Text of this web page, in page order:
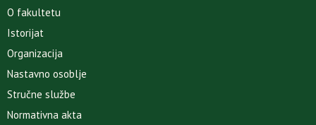
O fakultetu
Istorijat
Organizacija
Nastavno osoblje
Stručne službe
Normativna akta